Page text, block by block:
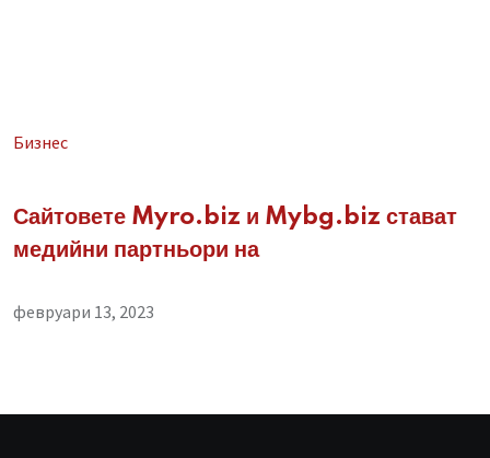
Бизнес
Сайтовете Myro.biz и Mybg.biz стават
медийни партньори на
февруари 13, 2023